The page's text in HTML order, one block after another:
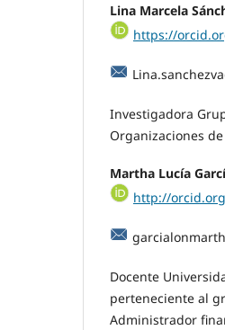
Lina Marcela
https://
Investigadora
Organizaciones
Martha Lucía
http://
Docente
perteneciente al
Administrador